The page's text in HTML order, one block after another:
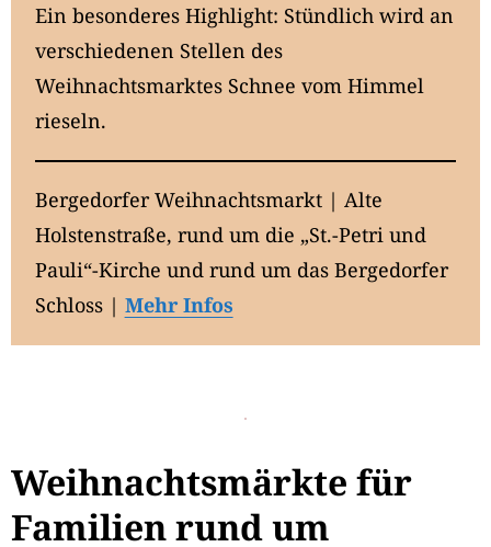
Ein besonderes Highlight: Stündlich wird an
verschiedenen Stellen des
Weihnachtsmarktes Schnee vom Himmel
rieseln.
Bergedorfer Weihnachtsmarkt | Alte
Holstenstraße, rund um die „St.-Petri und
Pauli“-Kirche und rund um das Bergedorfer
Schloss | Mehr Infos
Weihnachtsmärkte für
Familien rund um